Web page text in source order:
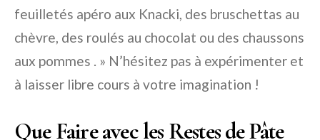
feuilletés apéro aux Knacki, des bruschettas au
chèvre, des roulés au chocolat ou des chaussons
aux pommes . » N’hésitez pas à expérimenter et
à laisser libre cours à votre imagination !
Que Faire avec les Restes de Pâte